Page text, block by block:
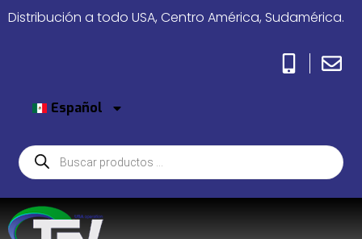
Distribución a todo USA, Centro América, Sudamérica.
Español